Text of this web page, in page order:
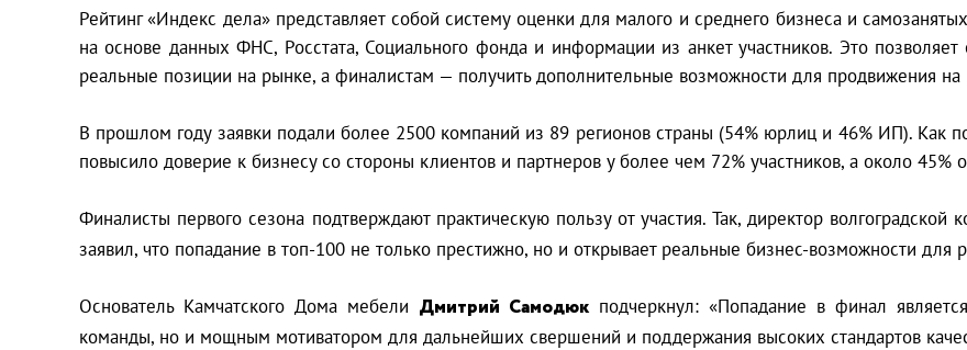
Рейтинг «Индекс дела» представляет собой систему оценки для малого и среднего бизнеса и
на основе данных ФНС, Росстата, Социального фонда и информации из анкет участников. Это позволяет
реальные позиции на рынке, а финалистам — получить дополнительные возможности для продвижения
В прошлом году заявки подали более 2500 компаний из 89 регионов страны (54% юрлиц и 46% ИП). Как
повысило доверие к бизнесу со стороны клиентов и партнеров у более чем 72% участников, а около 45%
Финалисты первого сезона подтверждают практическую пользу от участия. Так, директор
заявил, что попадание в топ-100 не только престижно, но и открывает реальные бизнес-возможности для
Основатель Камчатского Дома мебели Дмитрий Самодюкподчеркнул: «Попадание в финал
команды, но и мощным мотиватором для дальнейших свершений и поддержания высоких стандартов